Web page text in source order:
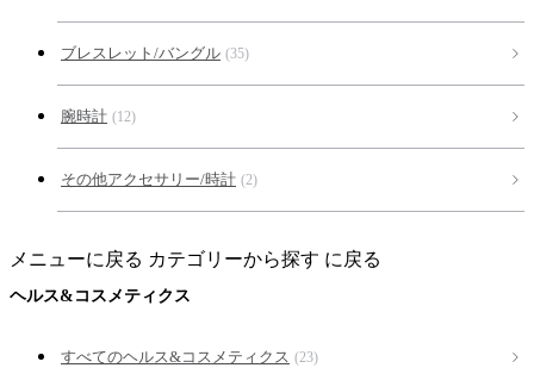
ブレスレット/バングル (35)
腕時計 (12)
その他アクセサリー/時計 (2)
メニューに戻る カテゴリーから探す に戻る
ヘルス&コスメティクス
すべてのヘルス&コスメティクス (23)